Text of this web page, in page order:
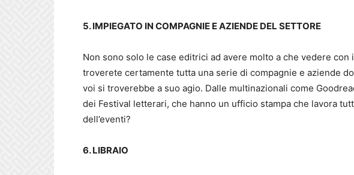
5. IMPIEGATO IN COMPAGNIE E AZIENDE DEL SETTORE
Non sono solo le case editrici ad avere molto a che vedere
troverete certamente tutta una serie di compagnie e aziende
voi si troverebbe a suo agio. Dalle multinazionali come
dei Festival letterari, che hanno un ufficio stampa che lavora
dell’eventi?
6. LIBRAIO